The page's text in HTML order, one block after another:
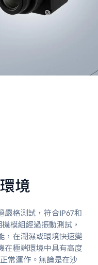
境
嚴格測試，符合IP67和
模組經過振動測試，
，在潮濕或環境快速變
在極端環境中具有高度
常運作。無論是在沙